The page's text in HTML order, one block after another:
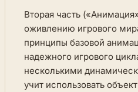
Вторая часть
оживлению игрового
принципы базовой
надежного игрового
несколькими
учит использовать